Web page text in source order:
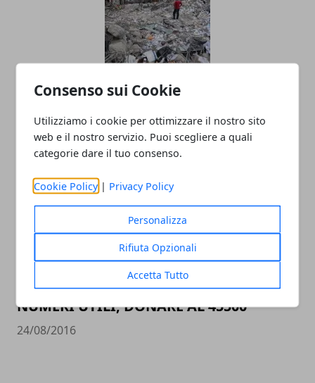
Consenso sui Cookie
Utilizziamo i cookie per ottimizzare il nostro sito
web e il nostro servizio. Puoi scegliere a quali
categorie dare il tuo consenso.
Cookie Policy | Privacy Policy
Personalizza
Rifiuta Opzionali
Accetta Tutto
Come Comportarsi In Caso Di
25/08/2016
TERREMOTO 24 AGOSTO 2016 RIETI, I
NUMERI UTILI, DONARE AL 45500
24/08/2016